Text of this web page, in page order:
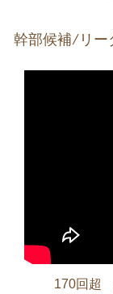
幹部候補/リ
170回超